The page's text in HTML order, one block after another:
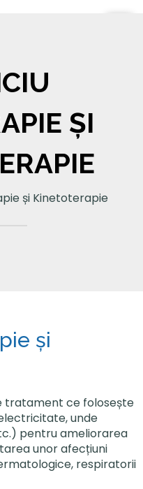
ȘI
și Kinetoterapie
și
tratament ce folosește
unde
pentru ameliorarea
unor afecțiuni
respiratorii